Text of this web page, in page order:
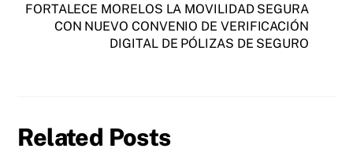
FORTALECE MORELOS LA MOVILIDAD SEGURA
CON NUEVO CONVENIO DE VERIFICACIÓN
DIGITAL DE PÓLIZAS DE SEGURO
Related Posts